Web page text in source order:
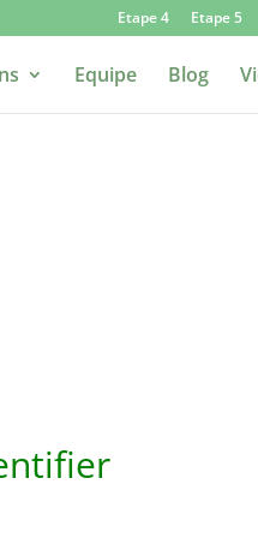
Etape 4 Etape 5
Equipe Blog